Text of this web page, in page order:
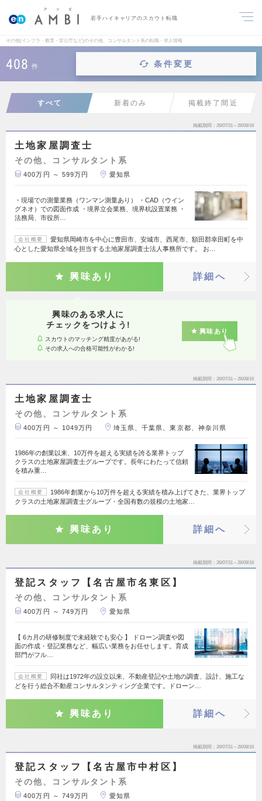
若手ハイキャリアのスカウト転職
その他(インフラ・教育・官公庁など)のその他、コンサルタント系の転職・求人情報
408 件 条件変更
すべて 新着のみ 掲載終了間近
掲載期間 26/07/31～26/08/16
土地家屋調査士
その他、コンサルタント系
400万円 ～ 599万円 愛知県
・現場での測量業務（ワンマン測量あり） ・CAD（ウイン
グネオ）での図面作成 ・境界立会業務、境界杭設置業務 ・
法務局、市役所…
会社概要
愛知県岡崎市を中心に豊田市、安城市、西尾市、額田郡幸田町を中
心とした愛知県全域を担当する土地家屋調査士法人事務所です。 お…
興味あり 詳細へ
興味のある求人に
チェックをつけよう!
スカウトのマッチング精度があがる!
その求人への合格可能性がわかる!
興味あり
掲載期間 26/07/31～26/08/16
土地家屋調査士
その他、コンサルタント系
400万円 ～ 1049万円 埼玉県、千葉県、東京都、神奈川県
1986年の創業以来、10万件を超える実績を誇る業界トップ
クラスの土地家屋調査士グループです。長年にわたって信頼
を積み重…
会社概要
1986年創業から10万件を超える実績を積み上げてきた、業界トップ
クラスの土地家屋調査士グループ・全国有数の規模の土地家…
興味あり 詳細へ
掲載期間 26/07/31～26/08/16
登記スタッフ【名古屋市名東区】
その他、コンサルタント系
400万円 ～ 749万円 愛知県
【 6カ月の研修制度で未経験でも安心 】 ドローン調査や図
面の作成・登記業務など、幅広い業務をお任せします。育成
部門がフル…
会社概要
同社は1972年の設立以来、不動産登記や土地の調査、設計、施工な
どを行う総合不動産コンサルタンティング企業です。ドローン…
興味あり 詳細へ
掲載期間 26/07/31～26/08/16
登記スタッフ【名古屋市中村区】
その他、コンサルタント系
400万円 ～ 749万円 愛知県